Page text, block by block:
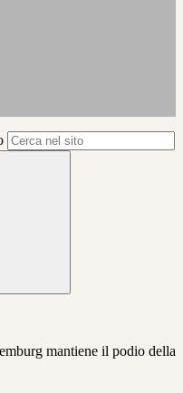
mantiene il podio della